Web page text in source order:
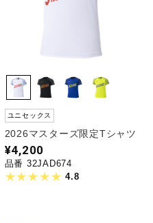
ユニセックス
2026マスターズ限定Tシャツ
¥4,200
品番 32JAD674
4.8